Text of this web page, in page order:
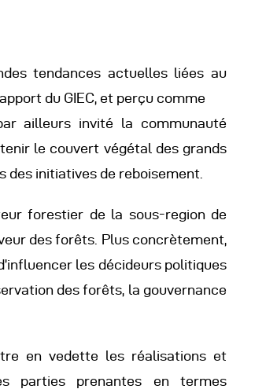
Newsletter
Réseaux
tendances actuelles liées au
du GIEC, et perçu comme
ailleurs invité la communauté
le couvert végétal des grands
des initiatives de reboisement.
forestier de la sous-region de
des forêts. Plus concrètement,
les décideurs politiques
des forêts, la gouvernance
en vedette les réalisations et
parties prenantes en termes